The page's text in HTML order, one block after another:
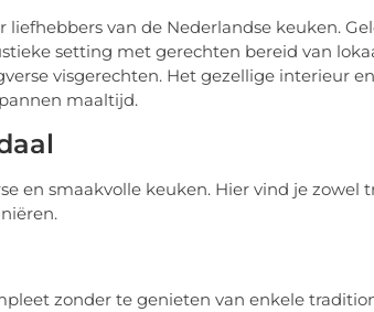
liefhebbers van de Nederlandse keuken.
setting met gerechten bereid van
visgerechten. Het gezellige interieur
maaltijd.
en smaakvolle keuken. Hier vind je zowel
zonder te genieten van enkele